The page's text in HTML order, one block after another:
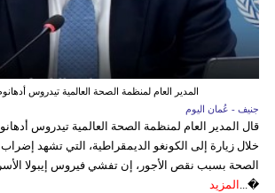
المدير العام لمنظمة الصحة العالمية تيدروس
جنيف - عُمان اليوم
قال المدير العام لمنظمة الصحة العالمية تيدروس
خلال زيارة إلى الكونغو الديمقراطية، التي تشهد
الصحة بسبب نقص الأجور، إن تفشي فيروس إيبولا
�... المزيد